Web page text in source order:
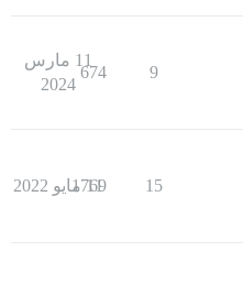
9
674
11 مارس
2024
15
1769
11 مايو 2022